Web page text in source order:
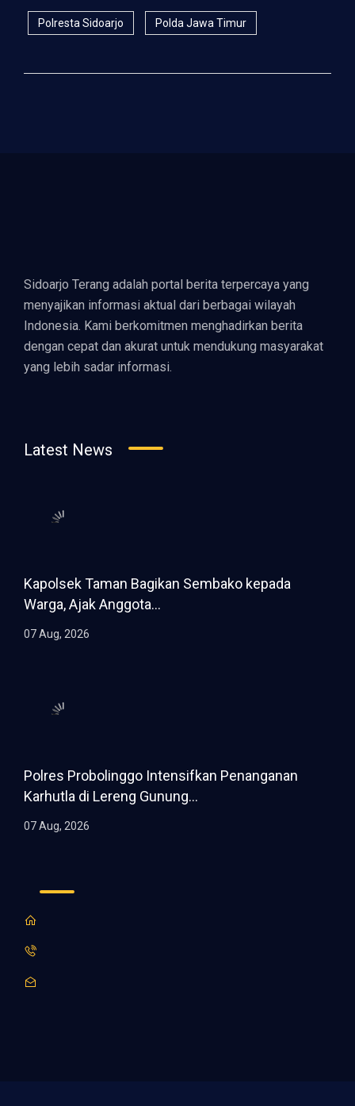
Polresta Sidoarjo Polda Jawa Timur
Sidoarjo Terang adalah portal berita terpercaya yang
menyajikan informasi aktual dari berbagai wilayah
Indonesia. Kami berkomitmen menghadirkan berita
dengan cepat dan akurat untuk mendukung masyarakat
yang lebih sadar informasi.
Latest News
Kapolsek Taman Bagikan Sembako kepada
Warga, Ajak Anggota...
07 Aug, 2026
Polres Probolinggo Intensifkan Penanganan
Karhutla di Lereng Gunung...
07 Aug, 2026